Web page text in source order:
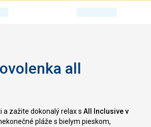
all
a zažite dokonalý relax s All Inclusive v
pláže s bielym pieskom,